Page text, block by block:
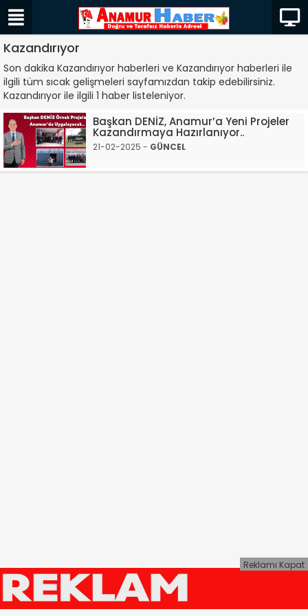
Kazandırıyor
Son dakika Kazandırıyor haberleri ve Kazandırıyor haberleri ile
ilgili tüm sıcak gelişmeleri sayfamızdan takip edebilirsiniz.
Kazandırıyor ile ilgili 1 haber listeleniyor.
Başkan DENİZ, Anamur’a Yeni Projeler
Kazandırmaya Hazırlanıyor..
21-02-2025 - GÜNCEL
Reklamı Kapat